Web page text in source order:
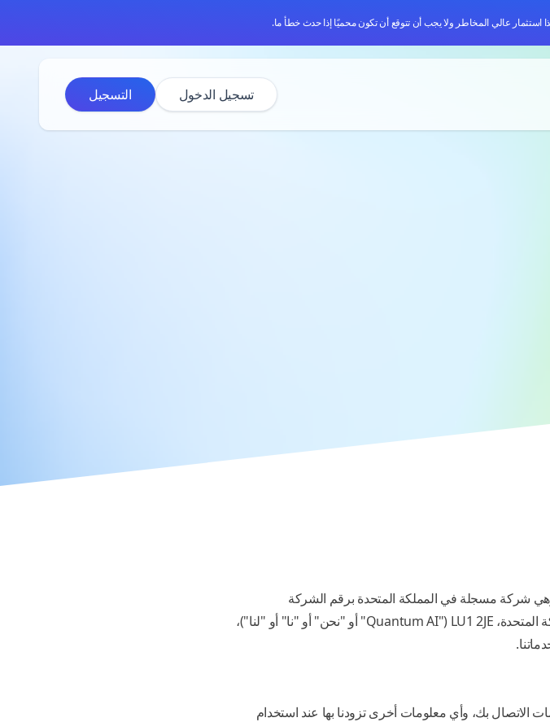
استثمار عالي المخاطر ولا يجب أن تتوقع أن تكون محميًا إذا حدث خطأ ما.
تسجيل الدخول التسجيل
شركة مسجلة في المملكة المتحدة برقم الشركة
("Quantum AI" أو "نحن" أو "نا" أو "لنا")،
بك، وأي معلومات أخرى تزودنا بها عند استخدام